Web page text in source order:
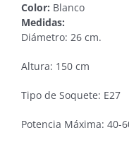
Color: Blanco
Medidas:
Diámetro: 26 cm.
Altura: 150 cm
Tipo de Soquete: E27
Potencia Máxima: 40-